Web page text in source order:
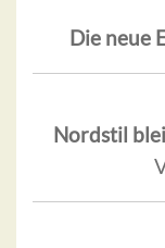
Die neue
Nordstil